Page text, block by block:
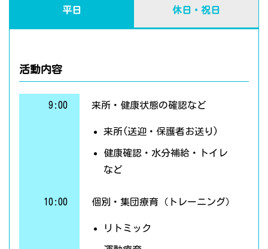
平日 休日・祝日
活動内容
9:00 来所・健康状態の確認など
来所(送迎・保護者お送り)
健康確認・水分補給・トイレ
など
10:00 個別・集団療育（トレーニング）
リトミック